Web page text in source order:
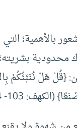
بالأهمية؛
محدودية
{قُلْ هَلْ نُنَبِّئُكُمْ
103- 104).